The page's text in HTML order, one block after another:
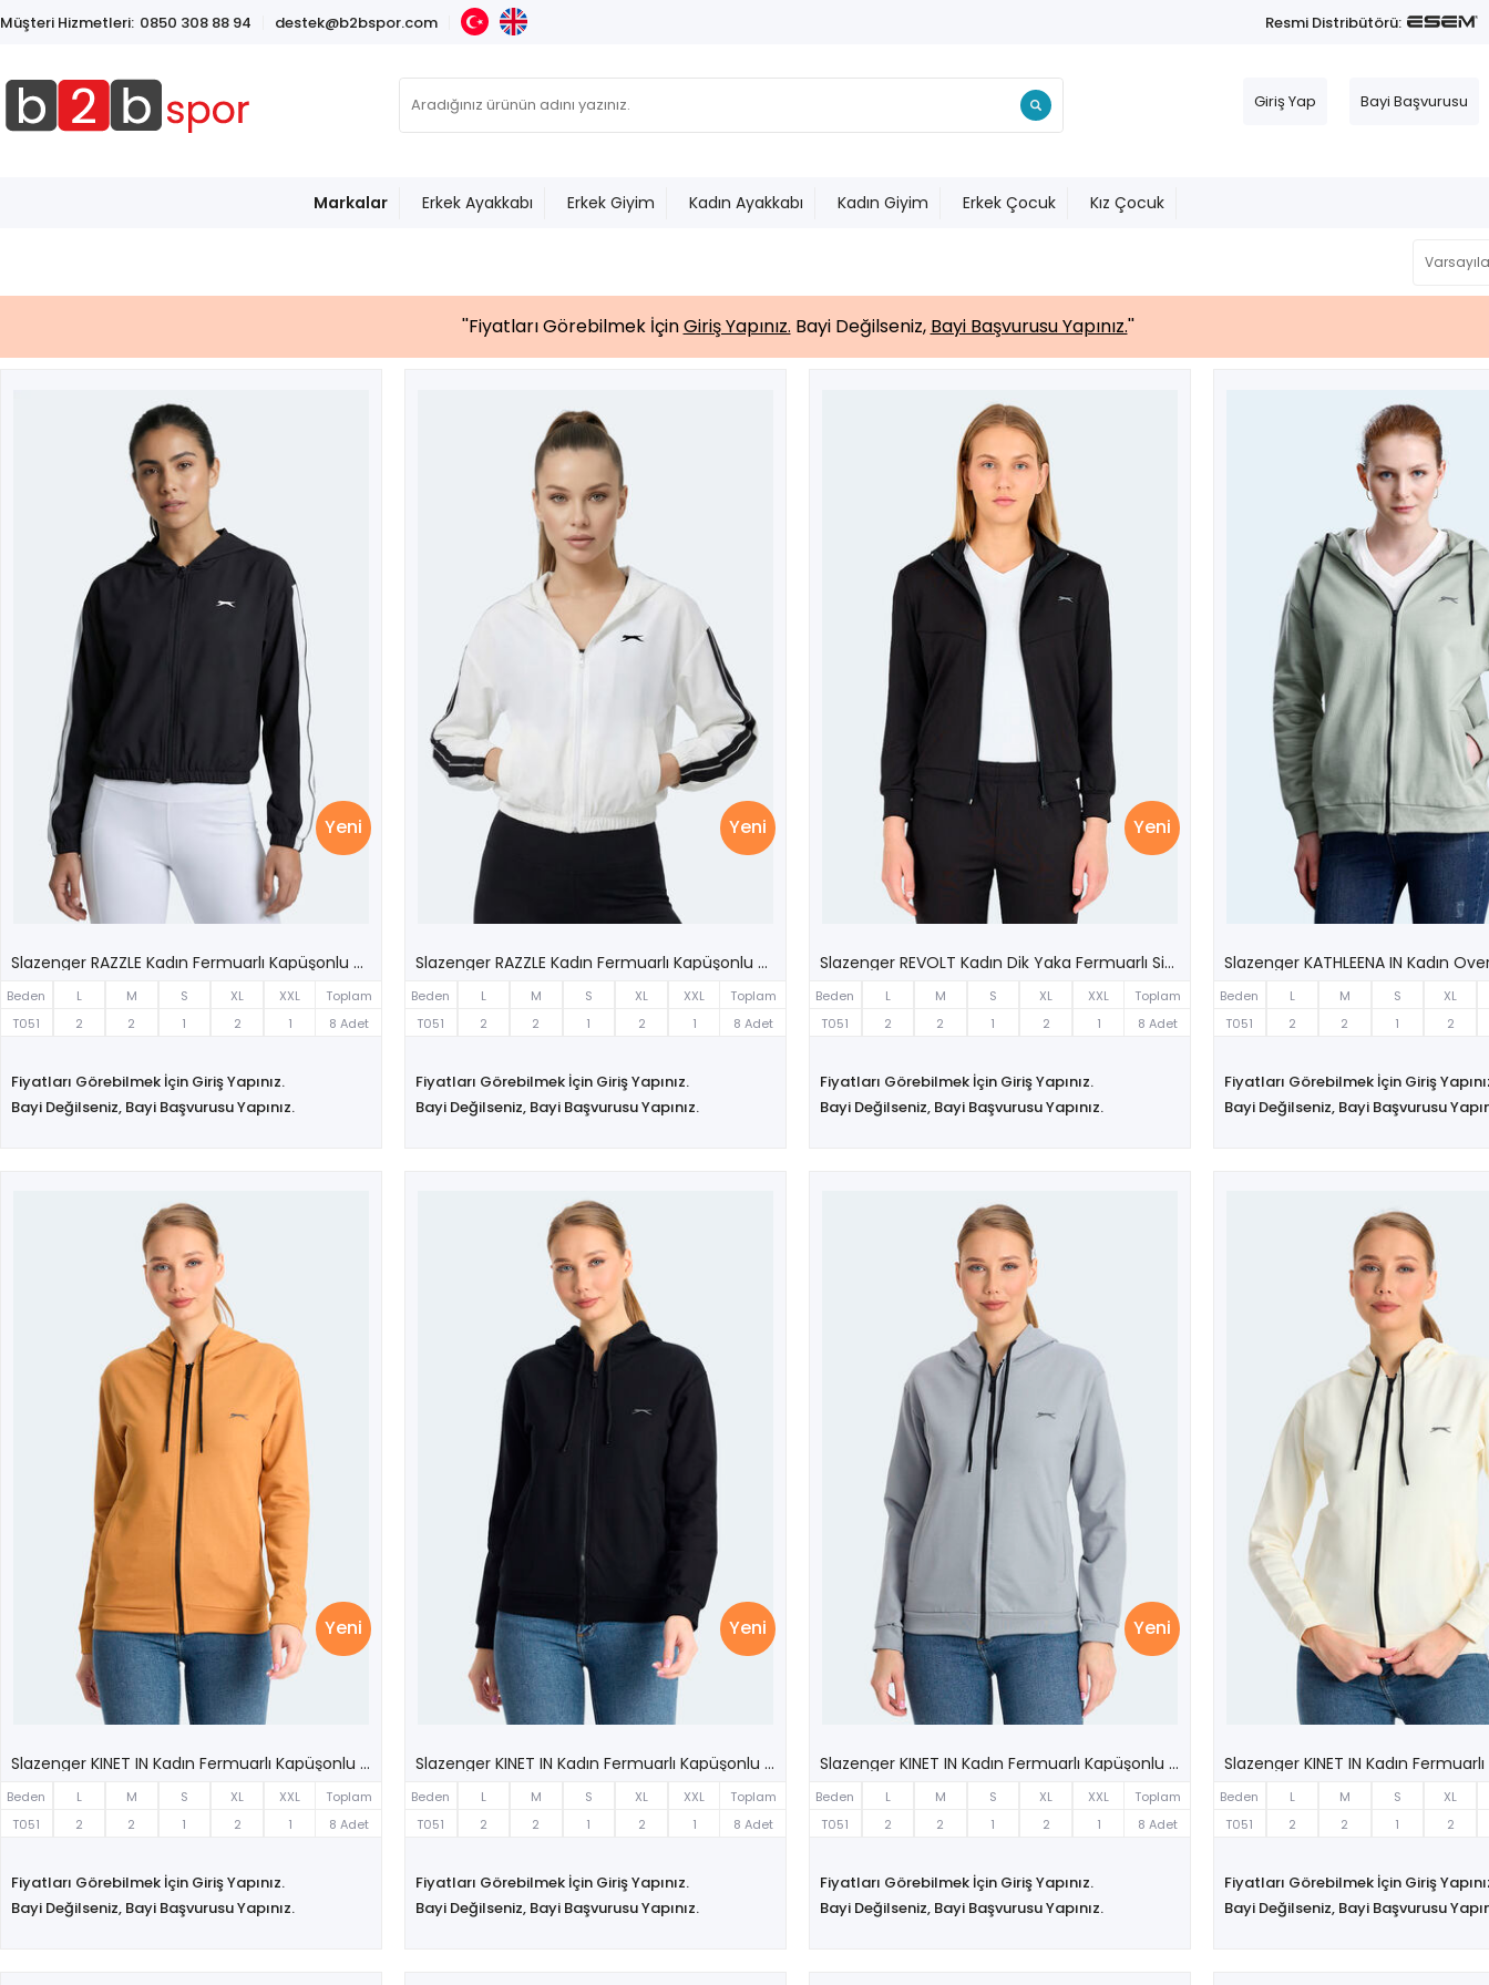
Müşteri Hizmetleri: 0850 308 88 94 destek@b2bspor.com Resmi Distribütörü:
Bayi Başvurusu
Giriş Yap
Markalar Erkek Ayakkabı Erkek Giyim Kadın Ayakkabı Kadın Giyim Erkek Çocuk Kız Çocuk
''Fiyatları Görebilmek İçinGiriş Yapınız. Bayi Değilseniz, Bayi Başvurusu Yapınız.''
Yeni
Slazenger RAZZLE Kadın Fermuarlı Kapüşonlu Cepli Siyah Sweatshırt
Beden L M S XL XXL
Toplam
T051
2 2 1 2 1 8 Adet
Fiyatları Görebilmek İçin Giriş Yapınız.
Bayi Değilseniz, Bayi Başvurusu Yapınız.
Yeni
Slazenger RAZZLE Kadın Fermuarlı Kapüşonlu Cepli Ekru Sweatshırt
Beden L M S XL XXL
Toplam
T051
2 2 1 2 1 8 Adet
Fiyatları Görebilmek İçin Giriş Yapınız.
Bayi Değilseniz, Bayi Başvurusu Yapınız.
Yeni
Slazenger REVOLT Kadın Dik Yaka Fermuarlı Siyah Sweatshırt
Beden L M S XL XXL
Toplam
T051
2 2 1 2 1 8 Adet
Fiyatları Görebilmek İçin Giriş Yapınız.
Bayi Değilseniz, Bayi Başvurusu Yapınız.
Beden L M S
XL
T051
2 2 1 2
Fiyatları Görebilmek İçin Giriş
Bayi Değilseniz, Bayi Başvurusu
Yeni
Slazenger KINET IN Kadın Fermuarlı Kapüşonlu Cepli Kiremit Sweatshırt
Beden L M S XL XXL
Toplam
T051
2 2 1 2 1 8 Adet
Fiyatları Görebilmek İçin Giriş Yapınız.
Bayi Değilseniz, Bayi Başvurusu Yapınız.
Yeni
Slazenger KINET IN Kadın Fermuarlı Kapüşonlu Cepli Siyah Sweatshırt
Beden L M S XL XXL
Toplam
T051
2 2 1 2 1 8 Adet
Fiyatları Görebilmek İçin Giriş Yapınız.
Bayi Değilseniz, Bayi Başvurusu Yapınız.
Yeni
Slazenger KINET IN Kadın Fermuarlı Kapüşonlu Cepli Gri Sweatshırt
Beden L M S XL XXL
Toplam
T051
2 2 1 2 1 8 Adet
Fiyatları Görebilmek İçin Giriş Yapınız.
Bayi Değilseniz, Bayi Başvurusu Yapınız.
Beden L M S
XL
T051
2 2 1 2
Fiyatları Görebilmek İçin Giriş
Bayi Değilseniz, Bayi Başvurusu